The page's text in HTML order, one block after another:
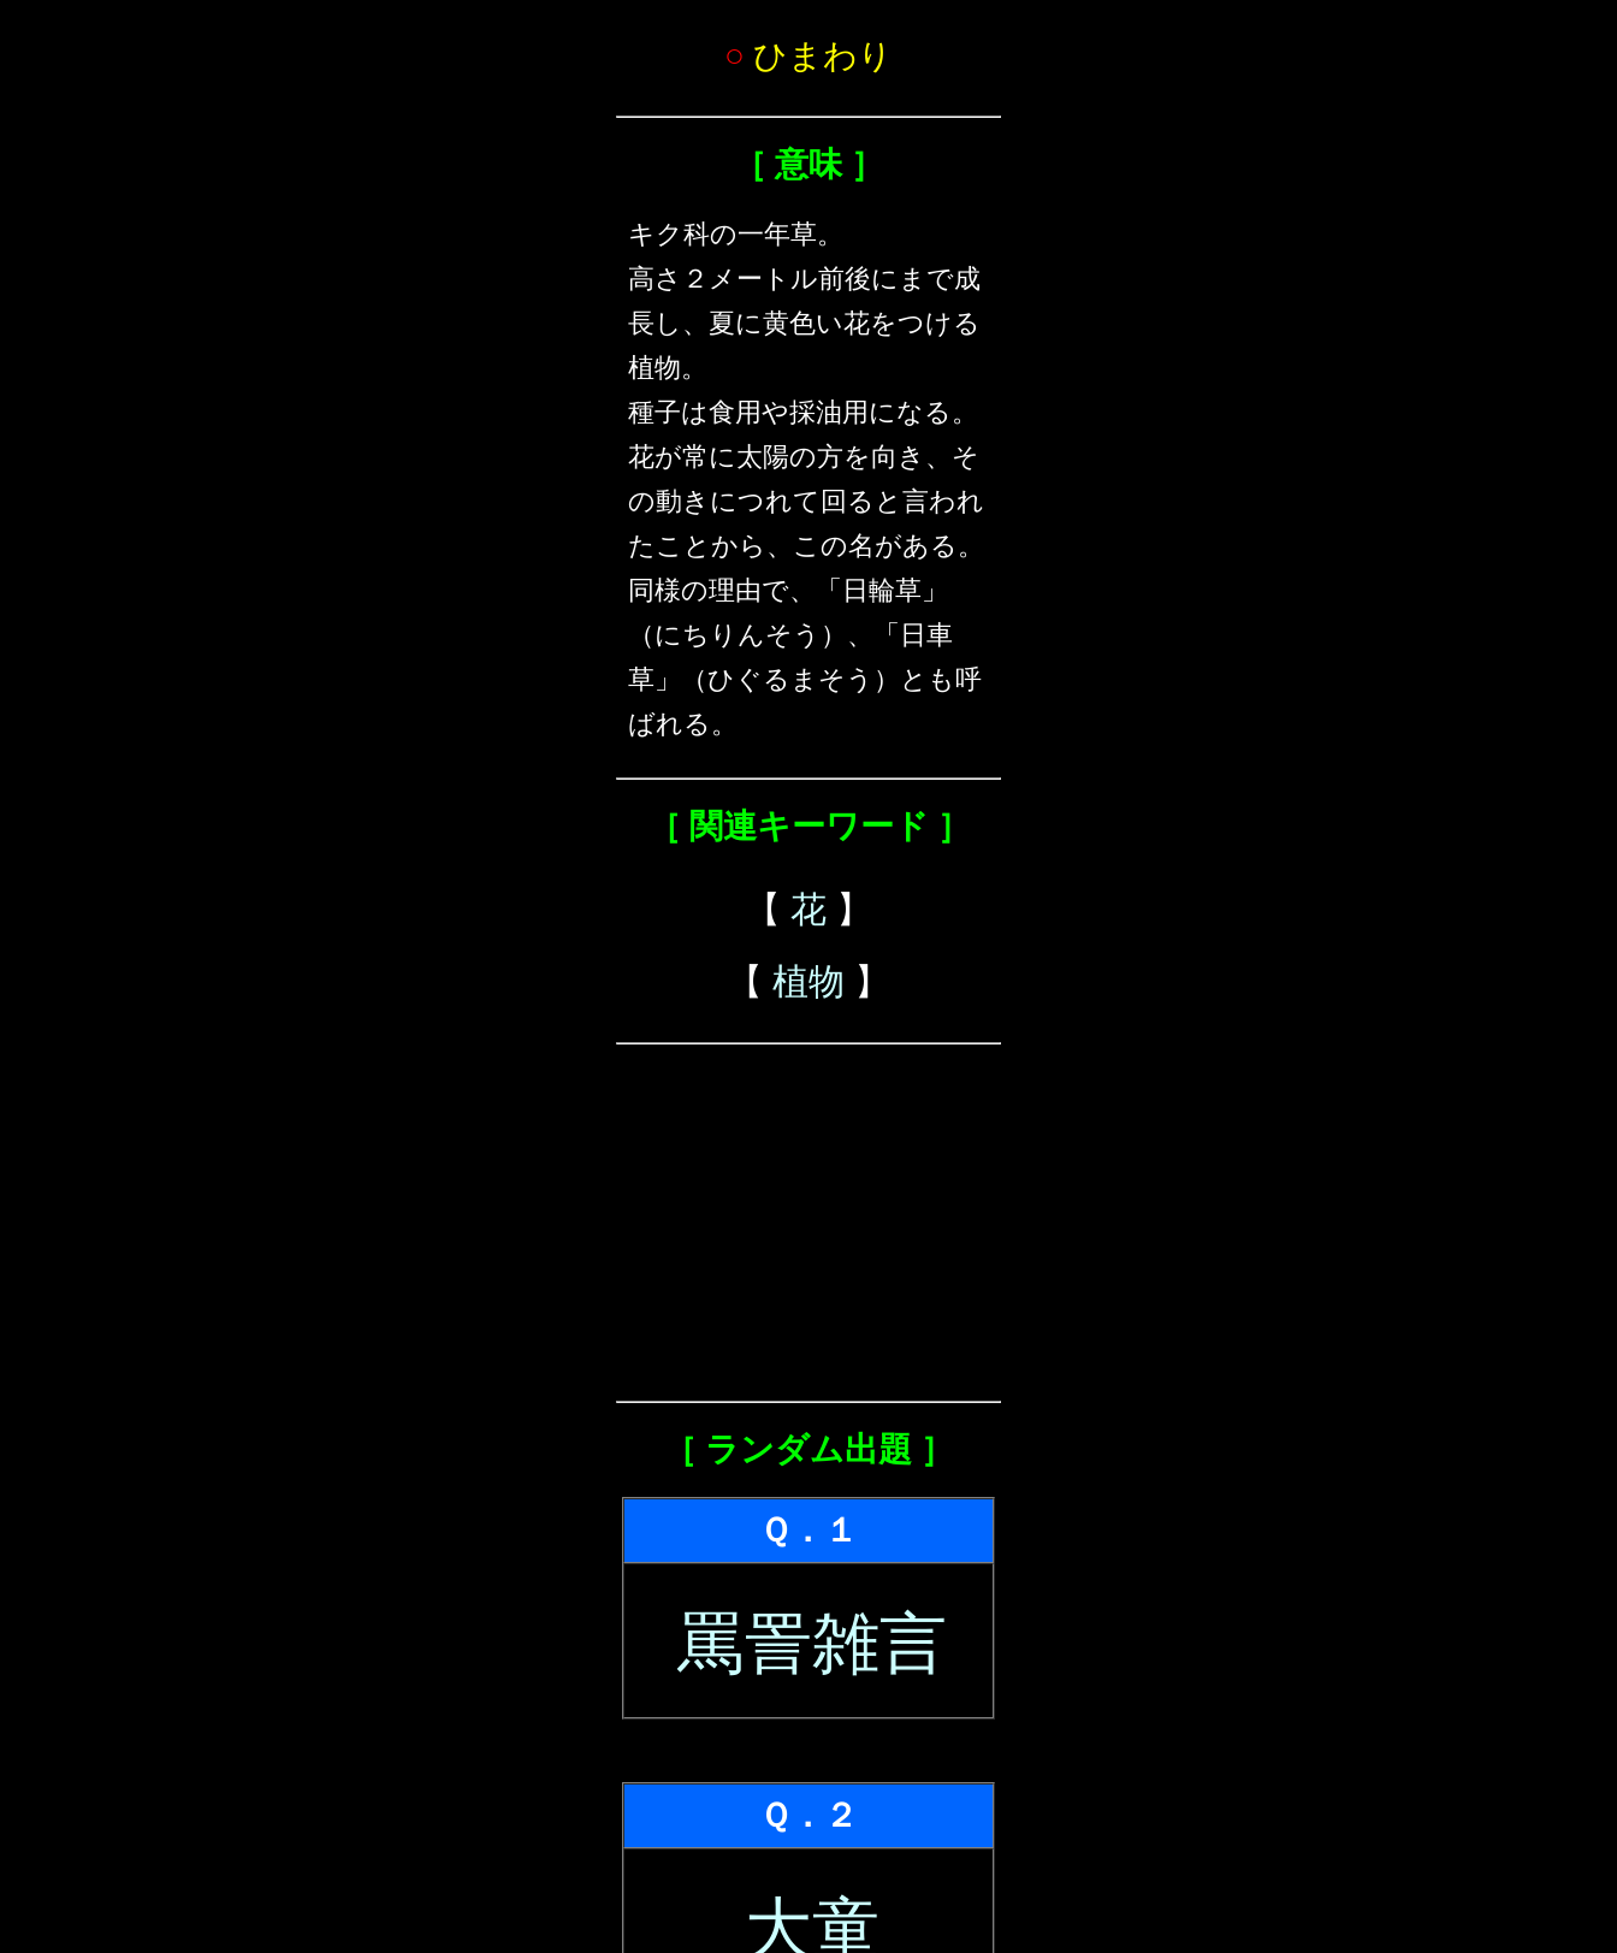
○ ひまわり
［ 意味 ］
キク科の一年草。
高さ２メートル前後にまで成
長し、夏に黄色い花をつける
植物。
種子は食用や採油用になる。
花が常に太陽の方を向き、そ
の動きにつれて回ると言われ
たことから、この名がある。
同様の理由で、「日輪草」
（にちりんそう）、「日車
草」（ひぐるまそう）とも呼
ばれる。
［ 関連キーワード ］
【 花 】
【 植物 】
［ ランダム出題 ］
Ｑ．１
罵詈雑言
Ｑ．２
大童